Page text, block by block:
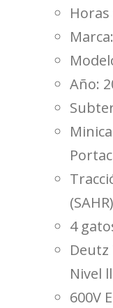
Año:
(SAHR)
4
Deutz
Nivel
600V